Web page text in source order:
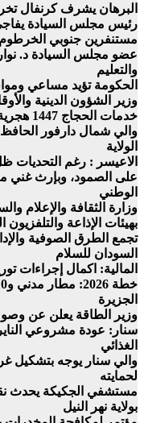
البرهان يشرف كرنفال
رئيس مجلس السيادة
مستنفرين جنوبي الخرطوم
عضو مجلس السيادة د.
والتعليم
الحكومة تؤيد مساعي
وزير الشؤون الدينية
خدمات الحجاج 1447 هجرية
والي شمال دارفور الحافظ
الولاية
الاعيسر : رغم التحديات
على الصمود، وبإرث غني
الوطني
وزارة الثقافة والإعلام
بهيئات الإذاعة والتلفزيون
تجمع الطرق الصوفية
السودان للسلام
المالية: اكمال إجراءات توريد 4 آلاف محول كهربائي لولاية
الجزيرة
وزير الطاقة يعلن عن وصول 400 محول طاقة
سنار: عودة مشروعي
الغذائي
والي سنار يوجه بتشكيل
لحمايته
مستشفي الجكيكة يحدث
بولاية نهر النيل